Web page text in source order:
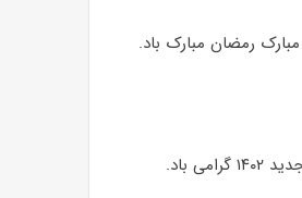
رمضان مبارک باد.
باد.